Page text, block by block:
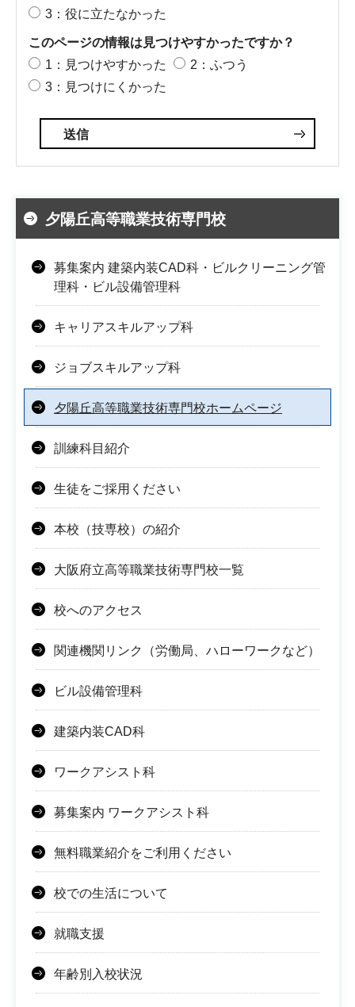
3：役に立たなかった
このページの情報は見つけやすかったですか？
1：見つけやすかった
2：ふつう
3：見つけにくかった
夕陽丘高等職業技術専門校
募集案内 建築内装CAD科・ビルクリーニング管
理科・ビル設備管理科
キャリアスキルアップ科
ジョブスキルアップ科
夕陽丘高等職業技術専門校ホームページ
訓練科目紹介
生徒をご採用ください
本校（技専校）の紹介
大阪府立高等職業技術専門校一覧
校へのアクセス
関連機関リンク（労働局、ハローワークなど）
ビル設備管理科
建築内装CAD科
ワークアシスト科
募集案内 ワークアシスト科
無料職業紹介をご利用ください
校での生活について
就職支援
年齢別入校状況